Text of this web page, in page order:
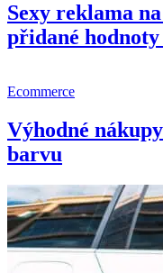
Sexy reklama
přidané
Ecommerce
Výhodné
barvu